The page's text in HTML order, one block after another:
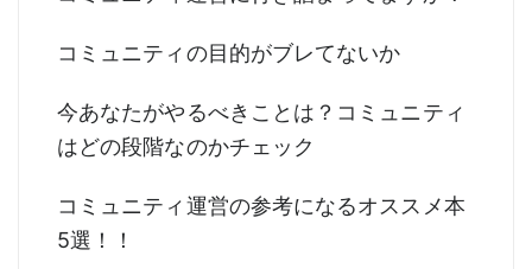
コミュニティの目的がブレてないか
今あなたがやるべきことは？コミュニティ
はどの段階なのかチェック
コミュニティ運営の参考になるオススメ本
5選！！